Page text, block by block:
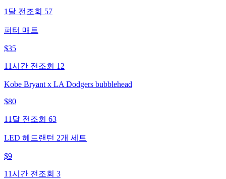
1달 전 조회 57
퍼터 매트
$35
11시간 전 조회 12
Kobe Bryant x LA Dodgers bubblehead
$80
11달 전 조회 63
LED 헤드랜턴 2개 세트
$9
11시간 전 조회 3